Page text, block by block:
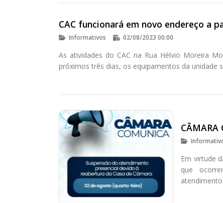
CAC funcionará em novo endereço a
Informativos 02/08/2023 00:00
As atividades do CAC na Rua Hélvio Moreira
próximos três dias, os equipamentos da unidade
CÂMARA
Em virtude
que